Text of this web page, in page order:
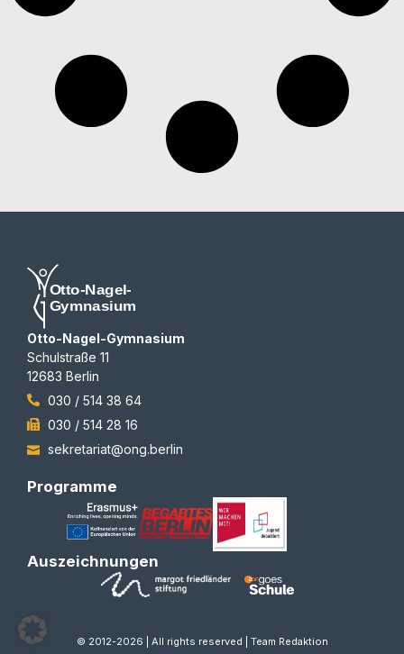
Otto-Nagel-Gymnasium
Schulstraße 11
12683 Berlin
030 / 514 38 64
030 / 514 28 16
sekretariat@ong.berlin
Programme
Auszeichnungen
© 2012-2026 | All rights reserved | Team Redaktion